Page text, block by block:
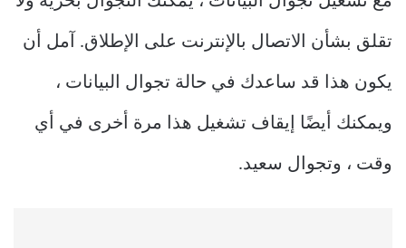
تقلق بشأن الاتصال بالإنترنت على الإطلاق. آمل أن
يكون هذا قد ساعدك في حالة تجوال البيانات ،
ويمكنك أيضًا إيقاف تشغيل هذا مرة أخرى في أي
وقت ، وتجوال سعيد.